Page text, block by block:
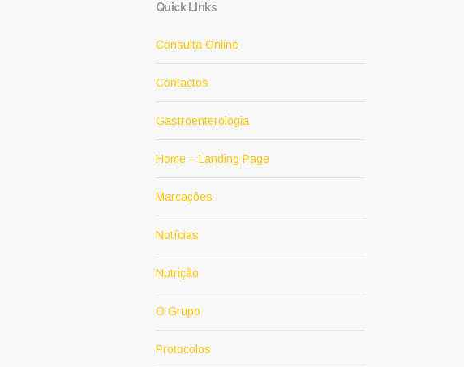
Quick LInks
Consulta Online
Contactos
Gastroenterologia
Home – Landing Page
Marcações
Notícias
Nutrição
O Grupo
Protocolos